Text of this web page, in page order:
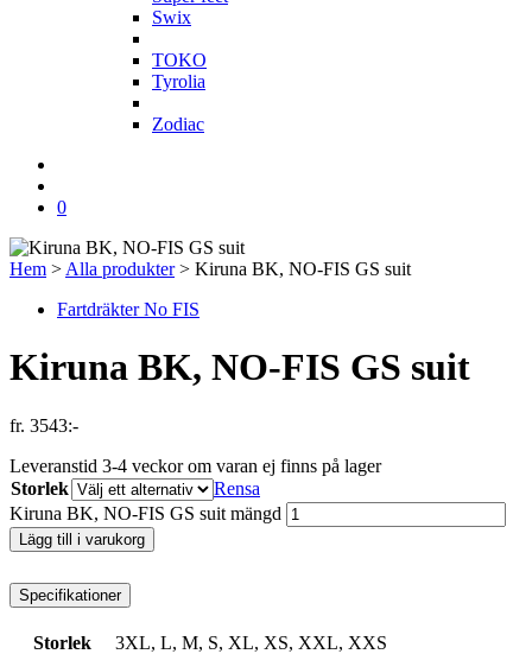
Swix
TOKO
Tyrolia
Zodiac
0
Hem > Alla produkter> Kiruna BK, NO-FIS GS suit
Fartdräkter No FIS
Kiruna BK, NO-FIS GS suit
fr. 3543:-
Leveranstid 3-4 veckor om varan ej finns på lager
Storlek
Rensa
Kiruna BK, NO-FIS GS suit mängd
Lägg till i varukorg
Specifikationer
Storlek
3XL, L, M, S, XL, XS, XXL, XXS